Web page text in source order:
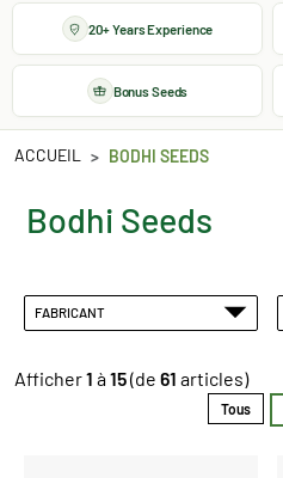
20+ Years Experience
Bonus Seeds
ACCUEIL BODHI SEEDS
Bodhi Seeds
FABRICANT
Afficher1 à15(de 61 articles)
Tous